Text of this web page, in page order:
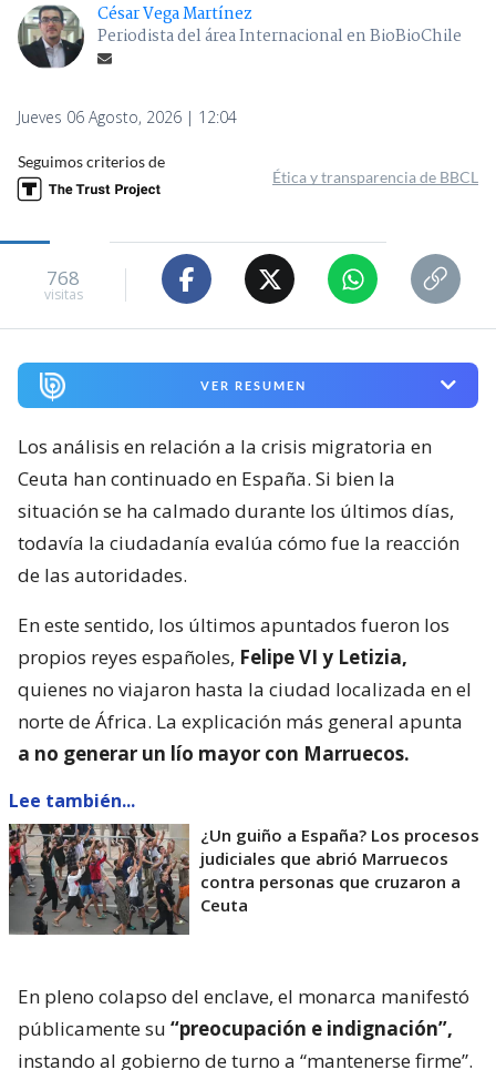
César Vega Martínez
Periodista del área Internacional en BioBioChile
Jueves 06 Agosto, 2026 | 12:04
Seguimos criterios de
Ética y transparencia de BBCL
768
visitas
VER RESUMEN
Los análisis en relación a la crisis migratoria en
Ceuta han continuado en España. Si bien la
situación se ha calmado durante los últimos días,
todavía la ciudadanía evalúa cómo fue la reacción
de las autoridades.
En este sentido, los últimos apuntados fueron los
propios reyes españoles, Felipe VI y Letizia,
quienes no viajaron hasta la ciudad localizada en el
norte de África. La explicación más general apunta
a no generar un lío mayor con Marruecos.
Lee también...
¿Un guiño a España? Los procesos
judiciales que abrió Marruecos
contra personas que cruzaron a
Ceuta
En pleno colapso del enclave, el monarca manifestó
públicamente su “preocupación e indignación”,
instando al gobierno de turno a “mantenerse firme”.